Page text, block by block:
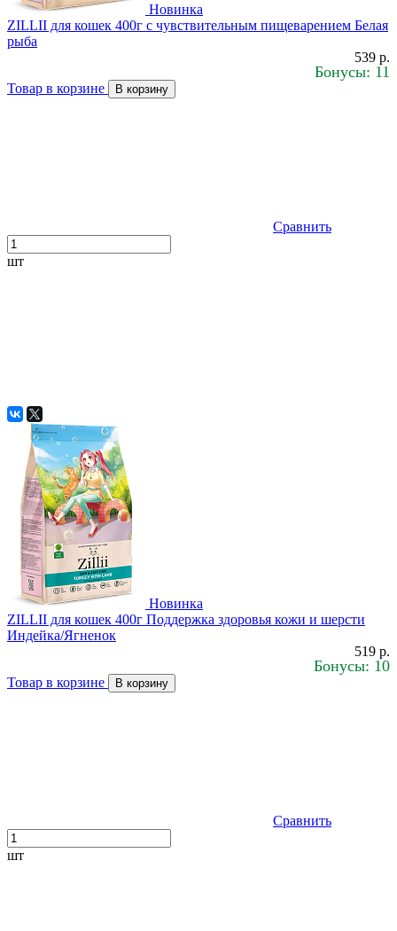
Новинка
ZILLII для кошек 400г с чувствительным пищеварением Белая
рыба
539 р.
Бонусы: 11
Товар в корзине В корзину
Сравнить
шт
Новинка
ZILLII для кошек 400г Поддержка здоровья кожи и шерсти
Индейка/Ягненок
519 р.
Бонусы: 10
Товар в корзине В корзину
Сравнить
шт